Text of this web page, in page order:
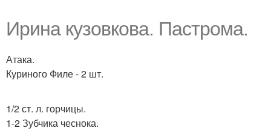
Ирина кузовкова. Пастрома.
Атака.
Куриного Филе - 2 шт.
1/2 ст. л. горчицы.
1-2 Зубчика чеснока.